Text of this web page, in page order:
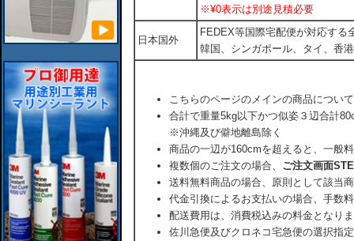
※¥0表示は別途見積必要
日本国外
FEDEX等国際宅配便が対応す
韓国、シンガポール、タイ、香
こちらのページのメインの商品につい
合計で重量5kg以下かつ似姿３辺合計
※沖縄及び僻地離島除く
商品の一辺が160cmを超えると、一般
複数個のご注文の場合、 ご注文画面
送料無料商品の場合、原則として該当
代金引換によるお支払いの場合、手数
配送費用は、消費税込みの料金となり
佐川急便及びクロネコ宅急便の選択指